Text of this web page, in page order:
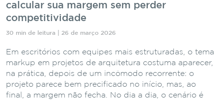
calcular sua margem sem perder
competitividade
30 min de leitura | 26 de março 2026
Em escritórios com equipes mais estruturadas, o tema
markup em projetos de arquitetura costuma aparecer,
na prática, depois de um incômodo recorrente: o
projeto parece bem precificado no início, mas, ao
final, a margem não fecha. No dia a dia, o cenário é